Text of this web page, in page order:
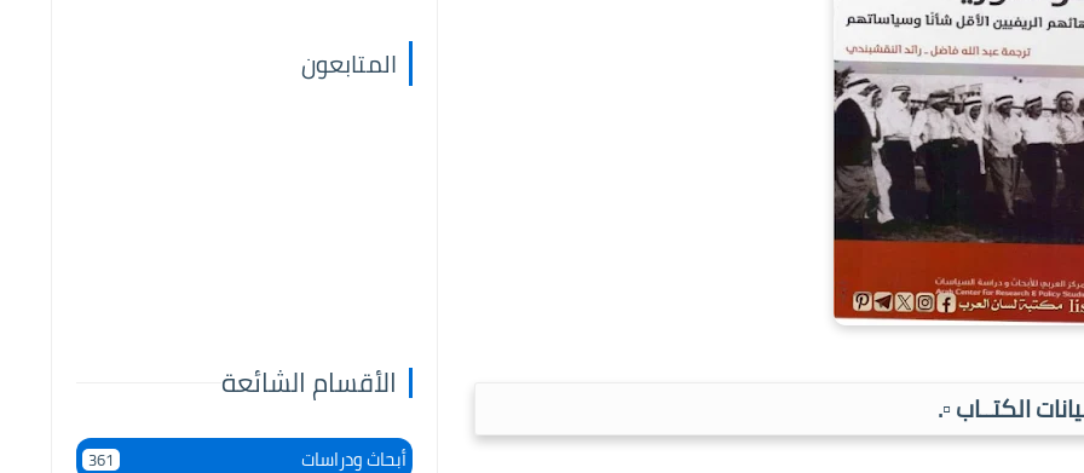
الكتــاب ▫️.
المتابعون
الأقسام الشائعة
أبحاث ودراسات 361